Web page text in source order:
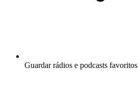
Guardar rádios e podcasts favoritos